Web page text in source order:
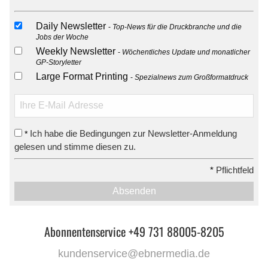
Daily Newsletter
Top-News für die Druckbranche und die
Jobs der Woche
Weekly Newsletter
Wöchentliches Update und monatlicher
GP-Storyletter
Large Format Printing Spezialnews zum Großformatdruck
* Ich habe die Bedingungen zur Newsletter-Anmeldung
gelesen und stimme diesen zu.
* Pflichtfeld
Absenden
Abonnentenservice +49 731 88005-8205
kundenservice@ebnermedia.de